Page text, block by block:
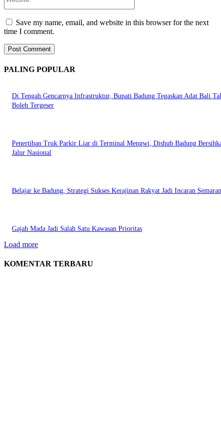
Save my name, email, and website in this browser for the next
time I comment.
PALING POPULAR
Di Tengah Gencarnya Infrastruktur, Bupati Badung Tegaskan Adat Bali
Boleh Tergeser
Penertiban Truk Parkir Liar di Terminal Mengwi, Dishub Badung
Jalur Nasional
Belajar ke Badung, Strategi Sukses Kerajinan Rakyat Jadi Incaran
Gajah Mada Jadi Salah Satu Kawasan Prioritas
Load more
KOMENTAR TERBARU